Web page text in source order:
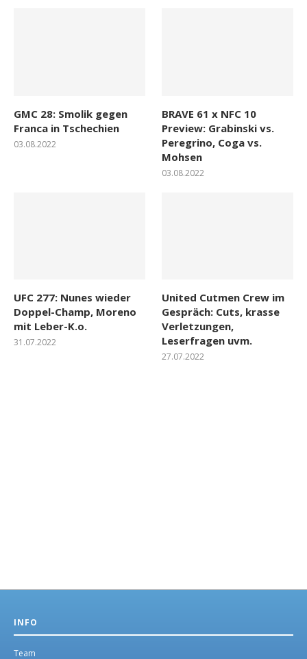
GMC 28: Smolik gegen
Franca in Tschechien
03.08.2022
BRAVE 61 x NFC 10
Preview: Grabinski vs.
Peregrino, Coga vs.
Mohsen
03.08.2022
UFC 277: Nunes wieder
Doppel-Champ, Moreno
mit Leber-K.o.
31.07.2022
United Cutmen Crew im
Gespräch: Cuts, krasse
Verletzungen,
Leserfragen uvm.
27.07.2022
INFO
Team